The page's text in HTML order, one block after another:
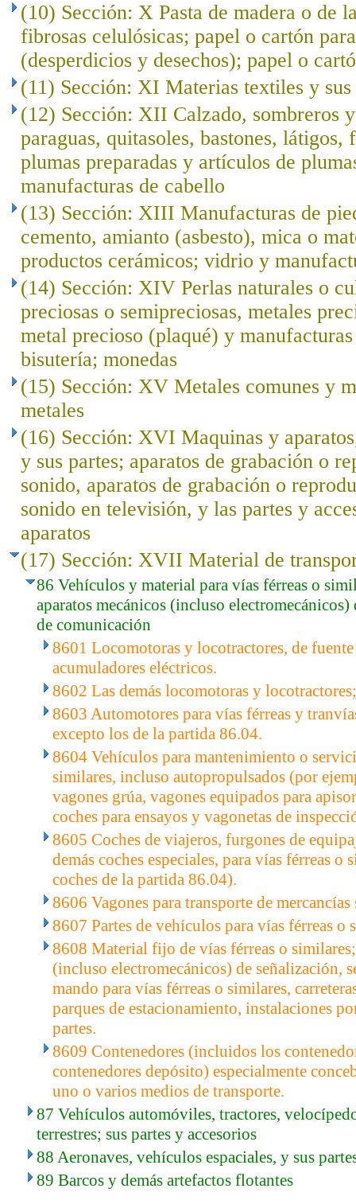
(10) Sección: X Pasta de madera o de
fibrosas celulósicas; papel o cartón
(desperdicios y desechos); papel o
(11) Sección: XI Materias textiles y sus
(12) Sección: XII Calzado, sombreros
paraguas, quitasoles, bastones, látigos,
plumas preparadas y artículos de
manufacturas de cabello
(13) Sección: XIII Manufacturas de
cemento, amianto (asbesto), mica o
productos cerámicos; vidrio y
(14) Sección: XIV Perlas naturales o
preciosas o semipreciosas, metales
metal precioso (plaqué) y
bisutería; monedas
(15) Sección: XV Metales comunes y
metales
(16) Sección: XVI Maquinas y
y sus partes; aparatos de grabación o
sonido, aparatos de grabación o
sonido en televisión, y las partes y
aparatos
(17) Sección: XVII Material de
86 Vehículos y material para vías férreas o
aparatos mecánicos (incluso
de comunicación
8601 Locomotoras y locotractores, de
acumuladores eléctricos.
8602 Las demás locomotoras y
8603 Automotores para vías férreas y
excepto los de la partida 86.04.
8604 Vehículos para mantenimiento o
similares, incluso autopropulsados (por
vagones grúa, vagones equipados para
coches para ensayos y vagonetas de
8605 Coches de viajeros, furgones de
demás coches especiales, para vías férreas o
coches de la partida 86.04).
8606 Vagones para transporte de
8607 Partes de vehículos para vías férreas o
8608 Material fijo de vías férreas o
(incluso electromecánicos) de señalización,
mando para vías férreas o similares,
parques de estacionamiento, instalaciones
partes.
8609 Contenedores (incluidos los
contenedores depósito) especialmente
uno o varios medios de transporte.
87 Vehículos automóviles, tractores,
terrestres; sus partes y accesorios
88 Aeronaves, vehículos espaciales, y sus
89 Barcos y demás artefactos flotantes